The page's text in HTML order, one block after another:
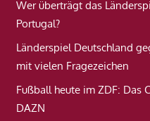
Wer überträgt das
Portugal?
Länderspiel Deutschland
mit vielen Fragezeichen
Fußball heute im ZDF: Das
DAZN